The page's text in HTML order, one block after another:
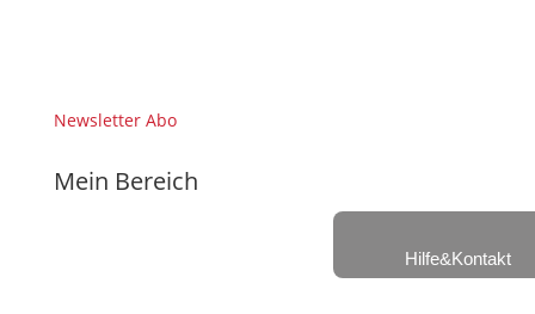
Newsletter Abo
Mein Bereich
Hilfe&Kontakt